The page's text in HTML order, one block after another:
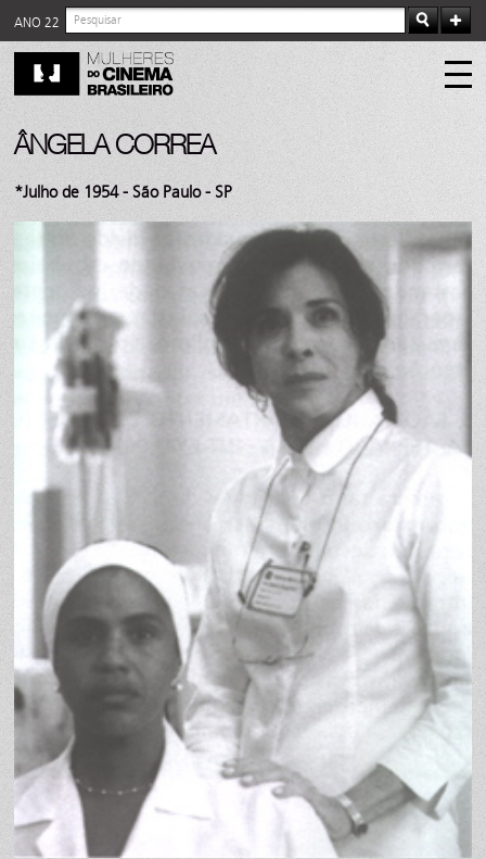
ANO 22
ÂNGELA CORREA
*Julho de 1954 - São Paulo - SP